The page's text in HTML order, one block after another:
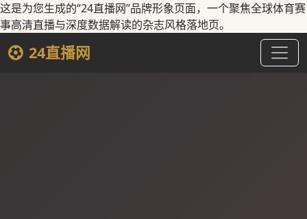
这是为您生成的“24直播网”品牌形象页面，一个聚焦全球体育赛
事高清直播与深度数据解读的杂志风格落地页。
24直播网